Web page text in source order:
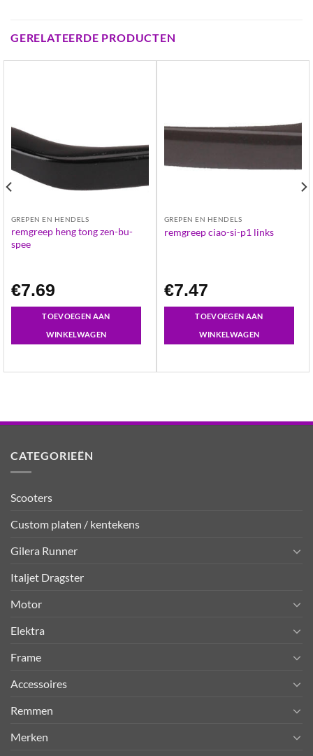
GERELATEERDE PRODUCTEN
GREPEN EN HENDELS
remgreep heng tong zen-bu-
spee
€7.69
TOEVOEGEN AAN
WINKELWAGEN
GREPEN EN HENDELS
remgreep ciao-si-p1 links
€7.47
TOEVOEGEN AAN
WINKELWAGEN
CATEGORIEËN
Scooters
Custom platen / kentekens
Gilera Runner
Italjet Dragster
Motor
Elektra
Frame
Accessoires
Remmen
Merken